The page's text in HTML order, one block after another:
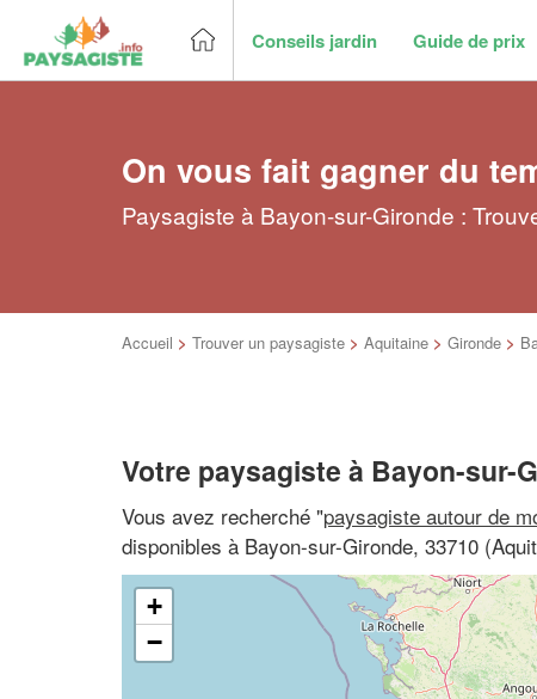
Conseils jardin Guide de prix
On vous fait gagner du
Paysagiste à Bayon-sur-Gironde :
Accueil > Trouver un paysagiste > Aquitaine > Gironde >
Votre paysagiste à Bayon-sur-
Vous avez recherché "paysagiste autour de
disponibles à Bayon-sur-Gironde, 33710
+
−